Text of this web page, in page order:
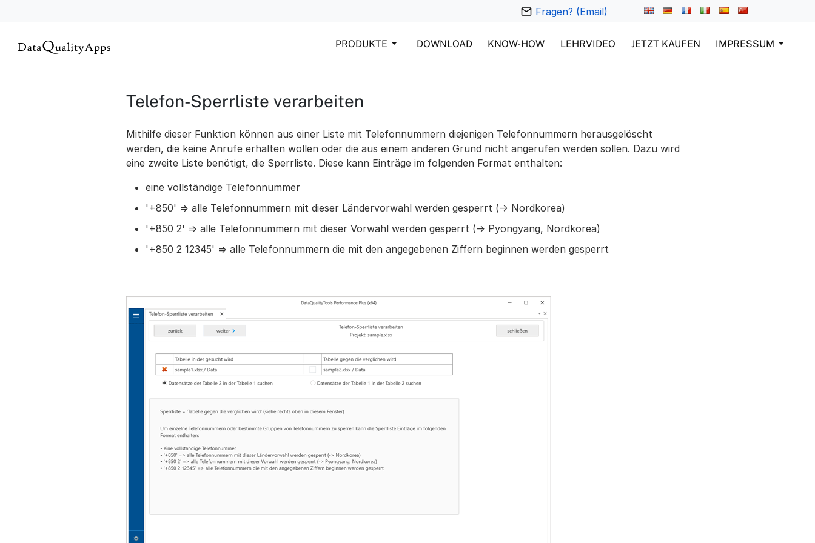
Fragen? (Email)
PRODUKTE DOWNLOAD KNOW-HOW LEHRVIDEO JETZT KAUFEN IMPRESSUM
Telefon-Sperrliste verarbeiten
Mithilfe dieser Funktion können aus einer Liste mit Telefonnummern diejenigen Telefonnummern herausgelöscht
werden, die keine Anrufe erhalten wollen oder die aus einem anderen Grund nicht angerufen werden sollen. Dazu wird
eine zweite Liste benötigt, die Sperrliste. Diese kann Einträge im folgenden Format enthalten:
eine vollständige Telefonnummer
'+850' => alle Telefonnummern mit dieser Ländervorwahl werden gesperrt (-> Nordkorea)
'+850 2' => alle Telefonnummern mit dieser Vorwahl werden gesperrt (-> Pyongyang, Nordkorea)
'+850 2 12345' => alle Telefonnummern die mit den angegebenen Ziffern beginnen werden gesperrt